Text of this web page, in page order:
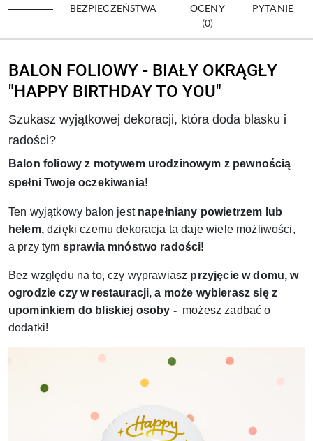
BEZPIECZEŃSTWA
OCENY
(0)
PYTANIE
BALON FOLIOWY - BIAŁY OKRĄGŁY
"HAPPY BIRTHDAY TO YOU"
Szukasz wyjątkowej dekoracji, która doda blasku i
radości?
Balon foliowy z motywem urodzinowym z pewnością
spełni Twoje oczekiwania!
Ten wyjątkowy balon jest napełniany powietrzem lub
helem,dzięki czemu dekoracja ta daje wiele możliwości,
a przy tym sprawia mnóstwo radości!
Bez względu na to, czy wyprawiasz przyjęcie w domu, w
ogrodzie czy w restauracji, a może wybierasz się z
upominkiem do bliskiej osoby - możesz zadbać o
dodatki!